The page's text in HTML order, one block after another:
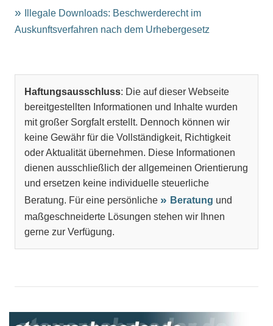
Illegale Downloads: Beschwerderecht im
Auskunftsverfahren nach dem Urhebergesetz
Haftungsausschluss: Die auf dieser Webseite
bereitgestellten Informationen und Inhalte wurden
mit großer Sorgfalt erstellt. Dennoch können wir
keine Gewähr für die Vollständigkeit, Richtigkeit
oder Aktualität übernehmen. Diese Informationen
dienen ausschließlich der allgemeinen Orientierung
und ersetzen keine individuelle steuerliche
Beratung. Für eine persönliche
Beratung und
maßgeschneiderte Lösungen stehen wir Ihnen
gerne zur Verfügung.